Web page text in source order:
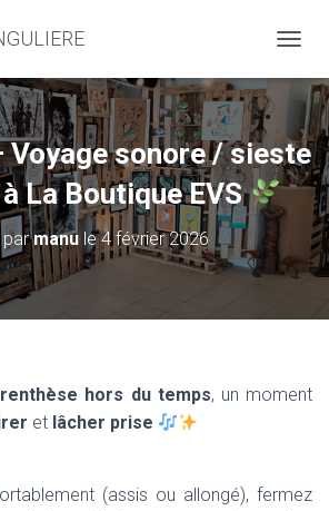
É
I
E
R
A
I
Voyage sonore / sieste
La Boutique EVS
parmanule4 février 2026
hors du temps, un moment
et lâcher prise
(assis ou allongé), fermez